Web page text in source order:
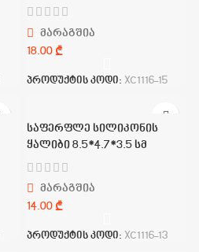
მარაგშია
₾
პროდუქტის კოდი: XC1116-15
საფერფლე სილიკონის
ყალიბი 8.5*4.7*3.5 სმ
მარაგშია
₾
პროდუქტის კოდი: XC1116-13